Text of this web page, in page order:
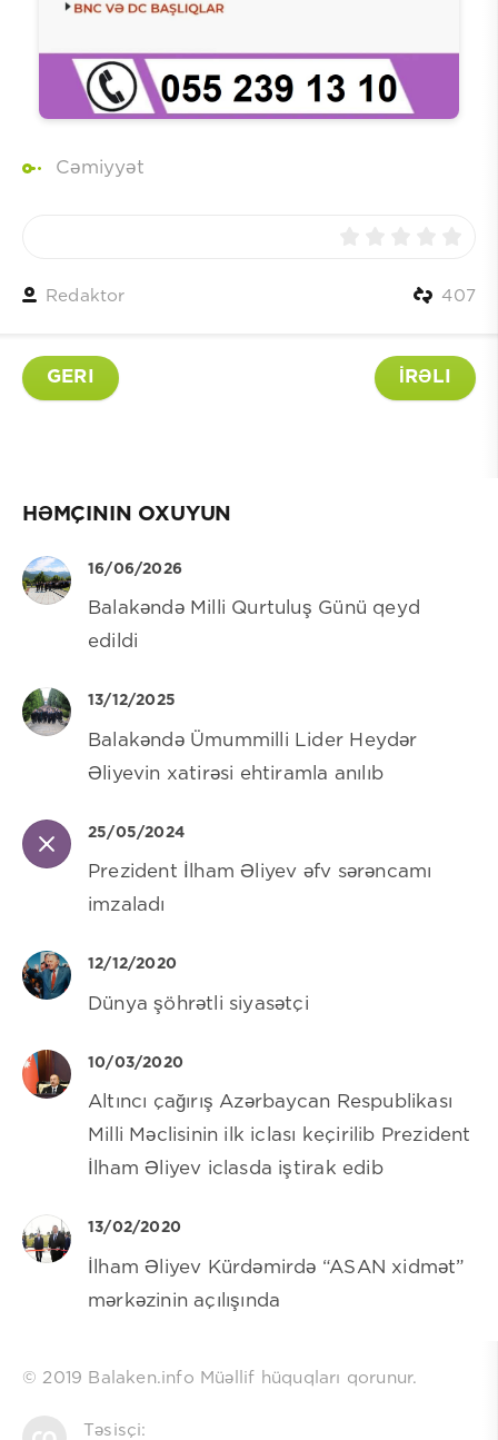
Cəmiyyət
Redaktor 407
GERI İRƏLI
HƏMÇININ OXUYUN
16/06/2026
Balakəndə Milli Qurtuluş Günü qeyd
edildi
13/12/2025
Balakəndə Ümummilli Lider Heydər
Əliyevin xatirəsi ehtiramla anılıb
25/05/2024
Prezident İlham Əliyev əfv sərəncamı
imzaladı
12/12/2020
Dünya şöhrətli siyasətçi
10/03/2020
Altıncı çağırış Azərbaycan Respublikası
Milli Məclisinin ilk iclası keçirilib Prezident
İlham Əliyev iclasda iştirak edib
13/02/2020
İlham Əliyev Kürdəmirdə “ASAN xidmət”
mərkəzinin açılışında
© 2019 Balaken.info Müəllif hüquqları qorunur.
Təsisçi: